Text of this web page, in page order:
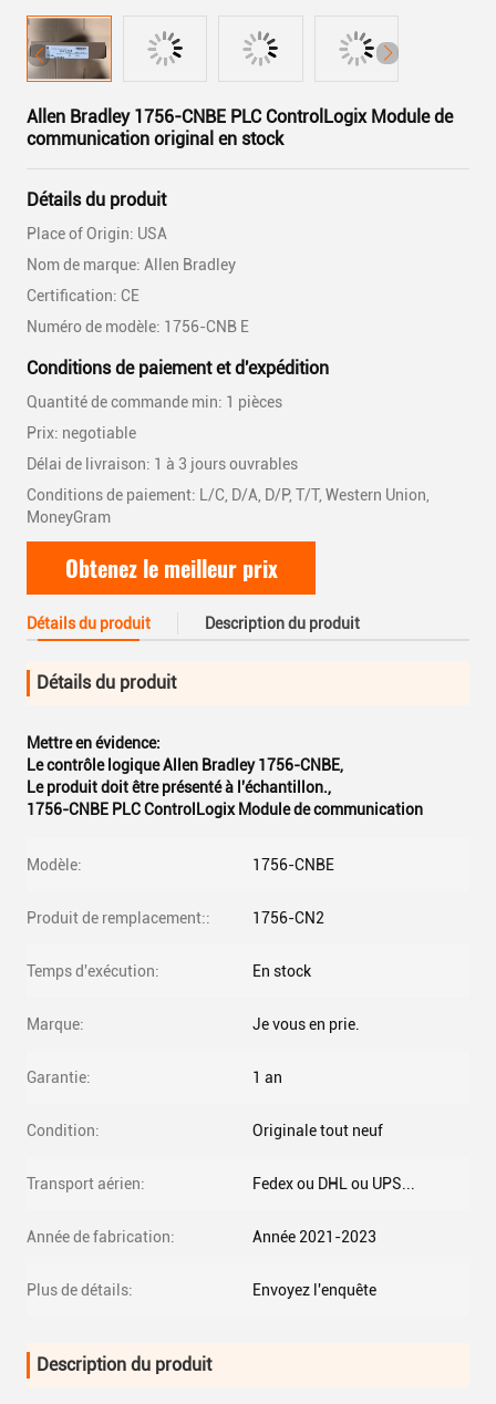
Allen Bradley 1756-CNBE PLC ControlLogix Module de
communication original en stock
Détails du produit
Place of Origin: USA
Nom de marque: Allen Bradley
Certification: CE
Numéro de modèle: 1756-CNB E
Conditions de paiement et d'expédition
Quantité de commande min: 1 pièces
Prix: negotiable
Délai de livraison: 1 à 3 jours ouvrables
Conditions de paiement: L/C, D/A, D/P, T/T, Western Union,
MoneyGram
Obtenez le meilleur prix
Détails du produit Description du produit
Détails du produit
Mettre en évidence:
Le contrôle logique Allen Bradley 1756-CNBE,
Le produit doit être présenté à l'échantillon.,
1756-CNBE PLC ControlLogix Module de communication
Modèle: 1756-CNBE
Produit de remplacement:: 1756-CN2
Temps d'exécution: En stock
Marque: Je vous en prie.
Garantie: 1 an
Condition: Originale tout neuf
Transport aérien: Fedex ou DHL ou UPS...
Année de fabrication: Année 2021-2023
Plus de détails: Envoyez l'enquête
Description du produit